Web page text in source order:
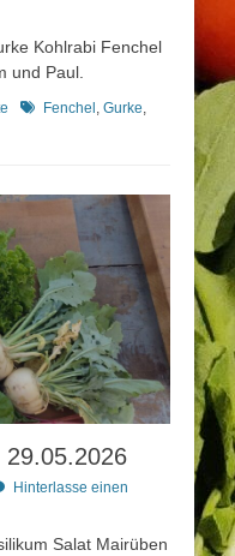
Kohlrabi Fenchel
und Paul.
Schlagworte
Fenchel , Gurke,
29.05.2026
Hinterlasse einen
Salat Mairüben